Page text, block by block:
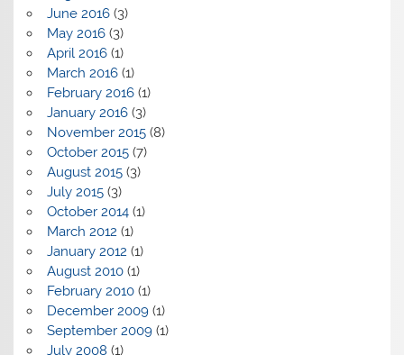
June 2016(3)
May 2016(3)
April 2016(1)
March 2016(1)
February 2016(1)
January 2016(3)
November 2015(8)
October 2015(7)
August 2015(3)
July 2015(3)
October 2014(1)
March 2012 (1)
January 2012 (1)
August 2010(1)
February 2010(1)
December 2009(1)
September 2009(1)
July 2008 (1)